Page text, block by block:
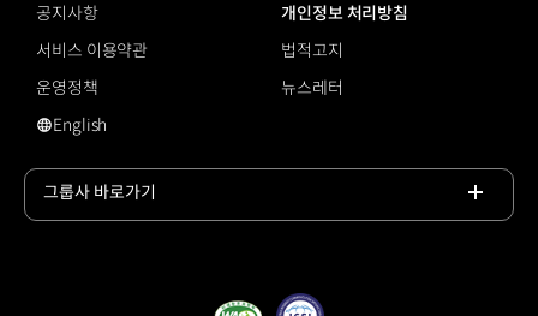
공지사항
개인정보 처리방침
서비스 이용약관
법적고지
운영정책
뉴스레터
영문 사이트로 이동
English
그룹사 바로가기